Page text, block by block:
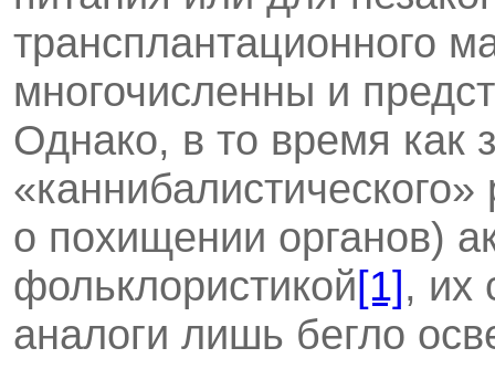
трансплантационного
многочисленны и
Однако, в то время как
о похи­щении органов)
фольклористикой[1], их
аналоги лишь бегло